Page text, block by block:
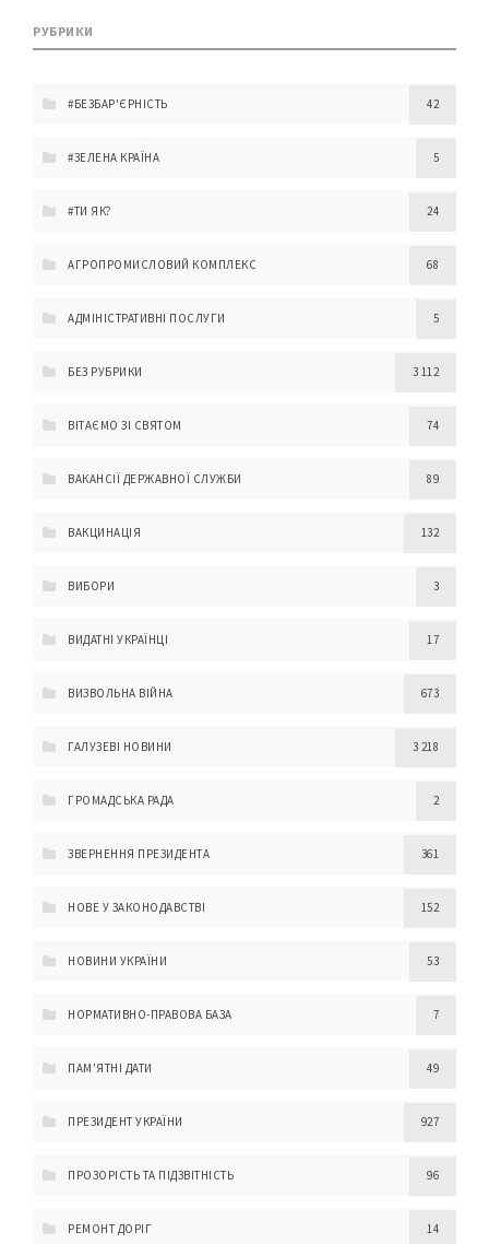
РУБРИКИ
#БЕЗБАР'ЄРНІСТЬ 42
#ЗЕЛЕНА КРАЇНА 5
#ТИ ЯК? 24
АГРОПРОМИСЛОВИЙ КОМПЛЕКС 68
АДМІНІСТРАТИВНІ ПОСЛУГИ 5
БЕЗ РУБРИКИ 3 112
ВІТАЄМО ЗІ СВЯТОМ 74
ВАКАНСІЇ ДЕРЖАВНОЇ СЛУЖБИ 89
ВАКЦИНАЦІЯ 132
ВИБОРИ 3
ВИДАТНІ УКРАЇНЦІ 17
ВИЗВОЛЬНА ВІЙНА 673
ГАЛУЗЕВІ НОВИНИ 3 218
ГРОМАДСЬКА РАДА 2
ЗВЕРНЕННЯ ПРЕЗИДЕНТА 361
НОВЕ У ЗАКОНОДАВСТВІ 152
НОВИНИ УКРАЇНИ 53
НОРМАТИВНО-ПРАВОВА БАЗА 7
ПАМ'ЯТНІ ДАТИ 49
ПРЕЗИДЕНТ УКРАЇНИ 927
ПРОЗОРІСТЬ ТА ПІДЗВІТНІСТЬ 96
РЕМОНТ ДОРІГ 14